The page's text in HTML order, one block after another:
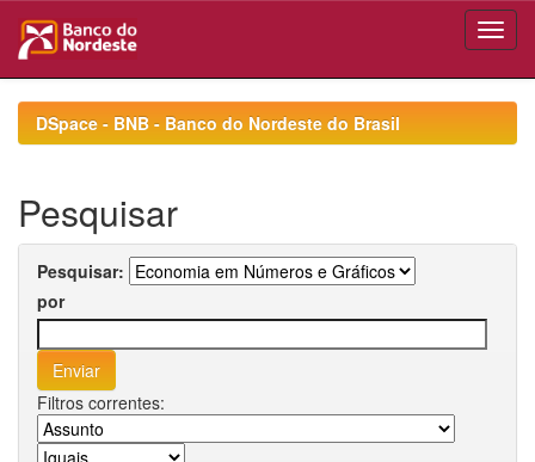
navigationDSpace - BNB - Banco do Nordeste do Brasil
Pesquisar
Pesquisar:
por
Filtros correntes: